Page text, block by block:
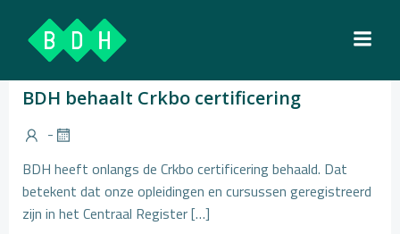
Nieuws BDH
BDH behaalt Crkbo certificering
-
BDH heeft onlangs de Crkbo certificering behaald. Dat
betekent dat onze opleidingen en cursussen geregistreerd
zijn in het Centraal Register […]